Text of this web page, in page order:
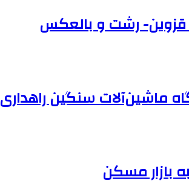
قزوین- رشت و بالعکس
بازار مسکن